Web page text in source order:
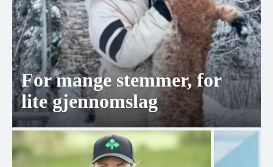
For mange stemmer, for
lite gjennomslag